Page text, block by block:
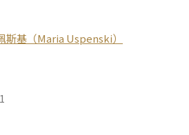
斯基（Maria Uspenski）